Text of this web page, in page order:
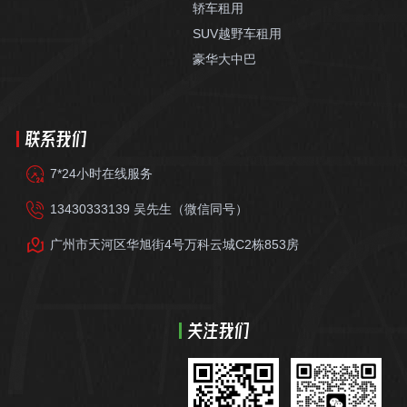
轿车租用
SUV越野车租用
豪华大中巴
联系我们
7*24小时在线服务
13430333139 吴先生（微信同号）
广州市天河区华旭街4号万科云城C2栋853房
关注我们